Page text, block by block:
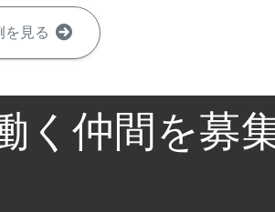
を見る
く仲間を募